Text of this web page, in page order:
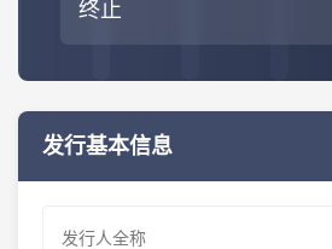
终止
发行基本信息
发行人全称